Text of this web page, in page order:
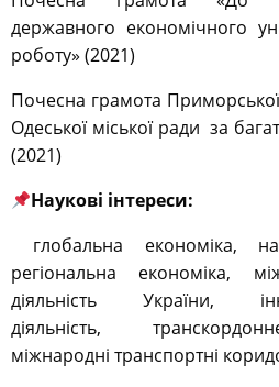
державного економічного
роботу» (2021)
Почесна грамота Приморської
Одеської міської ради за
(2021)
Наукові інтереси:
глобальна економіка,
регіональна економіка,
діяльність України,
діяльність,
міжнародні транспортні